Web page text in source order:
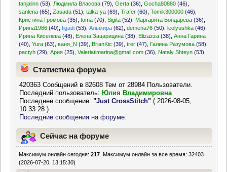
tanjalinn (53) Людмила Власова (79) ,Gerta (36) ,Gocha80880 (46)
sanlena (65) ,Zasada (51) ,talka-ya (69) ,Trafer (60) ,Tomik300000 (46)
Кристина Громова (35) ,toma (70) ,Sigita (52) Маргарита Бондарева (36)
Ирина1986 (40) ,tigadi (53) ,Альмира (62) ,demena76 (50) ,leolyushka (46)
Ирина Киселева (48) Елена Зацарицина (38) Elizazza (38) ,Анна Гарина
(40) ,Yura (63) ,ваня_N (39) BrianKic (39) ,trer (47) Галина Разумова (58)
pactyh (29) ,Ария (25) ,Valeriatimarina@gmail.com (36) Nataly Shteyn (53)
Статистика форума
420363 Сообщений в 82608 Тем от 28984 Пользователи.
Последний пользователь: Юлия Владимировна
Последнее сообщение:"Just CrossStitch" ( 2026-08-05,
10:33:28 )
Последние сообщения на форуме.
Сейчас на форуме
Максимум онлайн сегодня:217 . Максимум онлайн за все время: 32403
(2026-07-20, 13:15:30)